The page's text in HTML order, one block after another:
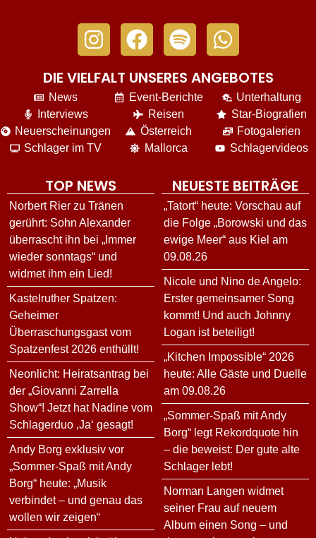
DIE VIELFALT UNSERES ANGEBOTES
News
Interviews
Neuerscheinungen
Schlager im TV
Event-Berichte
Reisen
Österreich
Mallorca
Unterhaltung
Star-Biografien
Fotogalerien
Schlagervideos
TOP NEWS
Norbert Rier zu Tränen
gerührt: Sohn Alexander
überrascht ihn bei „Immer
wieder sonntags“ und
widmet ihm ein Lied!
Kastelruther Spatzen:
Geheimer
Überraschungsgast vom
Spatzenfest 2026 enthüllt!
Neonlicht: Heiratsantrag bei
der „Giovanni Zarrella
Show“! Jetzt hat Nadine vom
Schlagerduo ‚Ja‘ gesagt!
Andy Borg exklusiv vor
„Sommer-Spaß mit Andy
Borg“ heute: „Musik
verbindet – und genau das
wollen wir zeigen“
NEUESTE BEITRÄGE
„Tatort“ heute: Vorschau auf
die Folge „Borowski und das
ewige Meer“ aus Kiel am
09.08.26
Nicole und Nino de Angelo:
Erster gemeinsamer Song
kommt! Und auch Johnny
Logan ist beteiligt!
„Kitchen Impossible“ 2026
heute: Alle Gäste und Duelle
am 09.08.26
„Sommer-Spaß mit Andy
Borg“ legt Rekordquote hin
– die beweist: Der gute alte
Schlager lebt!
Norman Langen widmet
seiner Frau auf neuem
Album einen Song – und